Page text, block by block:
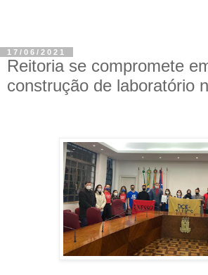
17/06/2021
Reitoria se compromete
construção de laboratório